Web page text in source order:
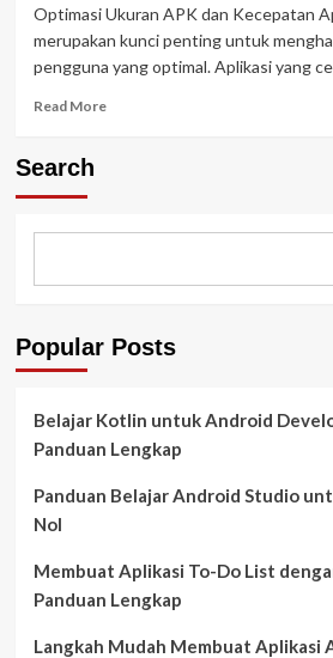
Lipat
dan
5G
Optimasi Ukuran APK dan Kecepatan
merupakan kunci penting untuk
pengguna yang optimal. Aplikasi yang
Read MoreRead
dan
Aplikasi
Lengkap
Search
Popular Posts
Belajar Kotlin untuk Android
Panduan Lengkap
Panduan Belajar Android Studio
Nol
Membuat Aplikasi To-Do List
Panduan Lengkap
Langkah Mudah Membuat Aplikasi